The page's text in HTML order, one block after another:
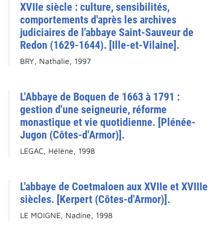
XVIIe siècle : culture, sensibilités,
comportements d'après les archives
judiciaires de l'abbaye Saint-Sauveur de
Redon (1629-1644). [Ille-et-Vilaine].
BRY, Nathalie, 1997
L'Abbaye de Boquen de 1663 à 1791 :
gestion d'une seigneurie, réforme
monastique et vie quotidienne. [Plénée-
Jugon (Côtes-d'Armor)].
LEGAC, Hélène, 1998
L'abbaye de Coetmaloen aux XVIIe et XVIIIe
siècles. [Kerpert (Côtes-d'Armor)].
LE MOIGNE, Nadine, 1998